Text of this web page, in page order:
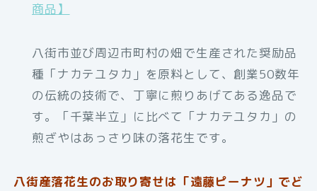
商品】
八街市並び周辺市町村の畑で生産された奨励品
種「ナカテユタカ」を原料として、創業50数年
の伝統の技術で、丁寧に煎りあげてある逸品で
す。「千葉半立」に比べて「ナカテユタカ」の
煎ざやはあっさり味の落花生です。
八街産落花生のお取り寄せは「遠藤ピーナツ」でど